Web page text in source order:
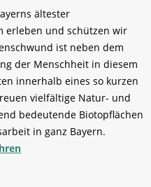
ältester
erleben und schützen wir
ist neben dem
der Menschheit in diesem
innerhalb eines so kurzen
vielfältige Natur- und
bedeutende Biotopflächen
in ganz Bayern.